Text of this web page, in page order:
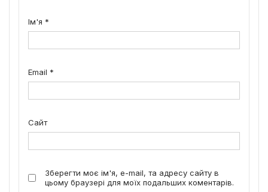
Ім'я *
Email *
Сайт
Зберегти моє ім'я, e-mail, та адресу сайту в
цьому браузері для моїх подальших коментарів.